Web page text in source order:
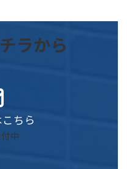
ラから
ちら
中